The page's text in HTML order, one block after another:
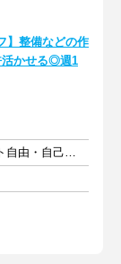
】整備などの作
活かせる◎週1
週1日以上 1日4時間以上 シフト自由・自己申告